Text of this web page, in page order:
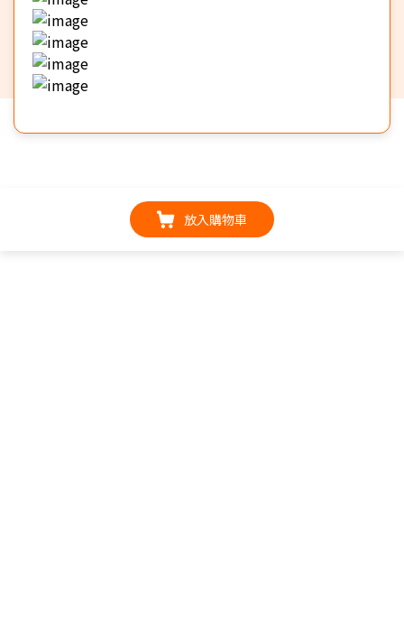
放入購物車